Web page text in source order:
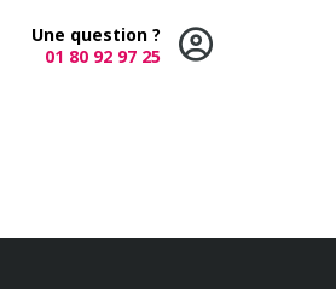
Une question ?
01 80 92 97 25